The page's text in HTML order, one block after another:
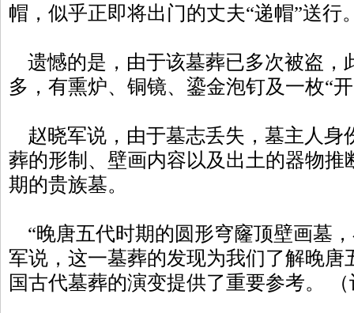
帽，似乎正即将出门的丈夫“递帽”送行
遗憾的是，由于该墓葬已多次被盗，
多，有熏炉、铜镜、鎏金泡钉及一枚“
赵晓军说，由于墓志丢失，墓主人身
葬的形制、壁画内容以及出土的器物推
期的贵族墓。
“晚唐五代时期的圆形穹窿顶壁画墓
军说，这一墓葬的发现为我们了解晚唐
国古代墓葬的演变提供了重要参考。